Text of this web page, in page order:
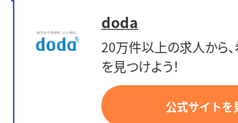
doda
20万件以上の求人から
を見つけよう！
公式サイトを